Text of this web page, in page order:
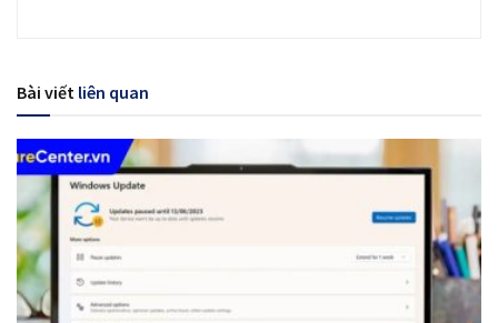
Bài viết liên quan